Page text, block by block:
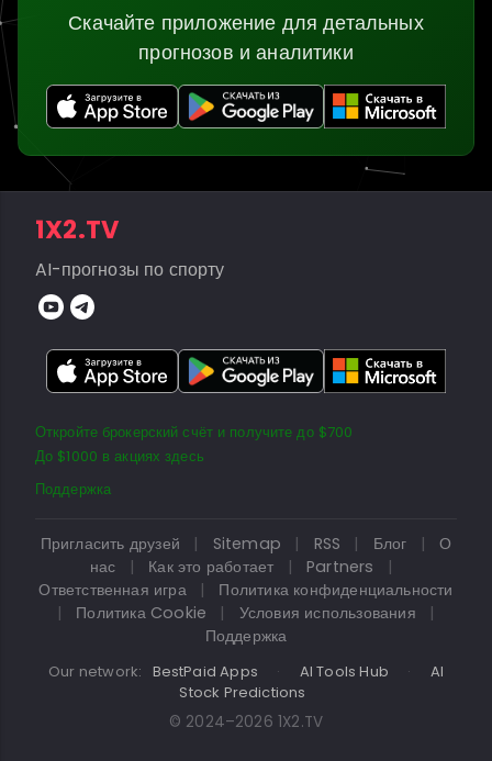
Скачайте приложение для детальных
прогнозов и аналитики
1X2.TV
AI-прогнозы по спорту
Откройте брокерский счёт и получите до $700
До $1000 в акциях здесь
Поддержка
Пригласить друзей | Sitemap | RSS | Блог |
О
нас
| Как это работает | Partners
|
Ответственная игра
|
Политика конфиденциальности
|
Политика Cookie | Условия использования
|
Поддержка
Our network: BestPaid Apps · AI Tools Hub ·
AI
Stock Predictions
© 2024–2026 1X2.TV